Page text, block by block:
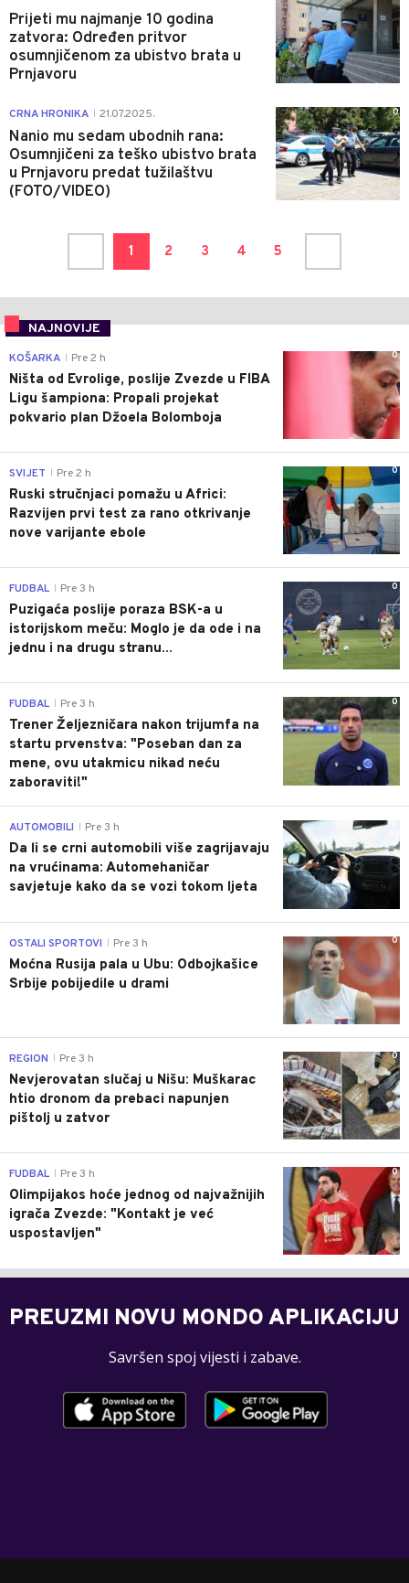
Prijeti mu najmanje 10 godina
zatvora: Određen pritvor
osumnjičenom za ubistvo brata u
Prnjavoru
CRNA HRONIKA 21.07.2025.
Nanio mu sedam ubodnih rana:
Osumnjičeni za teško ubistvo brata
u Prnjavoru predat tužilaštvu
(FOTO/VIDEO)
0
1 2 3 4 5
NAJNOVIJE
0
KOŠARKA Pre 2 h
Ništa od Evrolige, poslije Zvezde u FIBA
Ligu šampiona: Propali projekat
pokvario plan Džoela Bolomboja
0
SVIJET Pre 2 h
Ruski stručnjaci pomažu u Africi:
Razvijen prvi test za rano otkrivanje
nove varijante ebole
0
FUDBAL Pre 3 h
Puzigaća poslije poraza BSK-a u
istorijskom meču: Moglo je da ode i na
jednu i na drugu stranu...
0
FUDBAL Pre 3 h
Trener Željezničara nakon trijumfa na
startu prvenstva: "Poseban dan za
mene, ovu utakmicu nikad neću
zaboraviti!"
0
AUTOMOBILI Pre 3 h
Da li se crni automobili više zagrijavaju
na vrućinama: Automehaničar
savjetuje kako da se vozi tokom ljeta
0
OSTALI SPORTOVI Pre 3 h
Moćna Rusija pala u Ubu: Odbojkašice
Srbije pobijedile u drami
0
REGION Pre 3 h
Nevjerovatan slučaj u Nišu: Muškarac
htio dronom da prebaci napunjen
pištolj u zatvor
0
FUDBAL Pre 3 h
Olimpijakos hoće jednog od najvažnijih
igrača Zvezde: "Kontakt je već
uspostavljen"
PREUZMI NOVU MONDO APLIKACIJU
Savršen spoj vijesti i zabave.